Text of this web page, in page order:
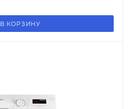
В КОРЗИНУ